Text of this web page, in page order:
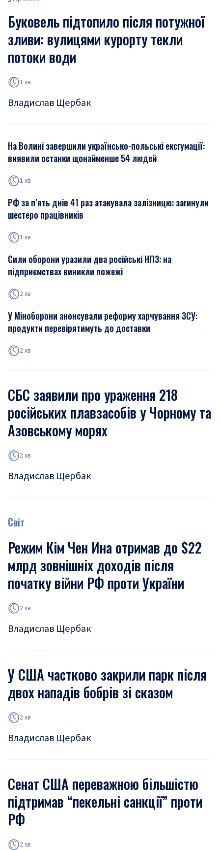
Буковель підтопило після потужної
зливи: вулицями курорту текли
потоки води
1 хв
Владислав Щербак
На Волині завершили українсько-польські ексгумації:
виявили останки щонайменше 54 людей
1 хв
РФ за п’ять днів 41 раз атакувала залізницю: загинули
шестеро працівників
1 хв
Сили оборони уразили два російські НПЗ: на
підприємствах виникли пожежі
2 хв
У Міноборони анонсували реформу харчування ЗСУ:
продукти перевірятимуть до доставки
2 хв
СБС заявили про ураження 218
російських плавзасобів у Чорному та
Азовському морях
2 хв
Владислав Щербак
Світ
Режим Кім Чен Ина отримав до $22
млрд зовнішніх доходів після
початку війни РФ проти України
2 хв
Владислав Щербак
У США частково закрили парк після
двох нападів бобрів зі сказом
2 хв
Владислав Щербак
Сенат США переважною більшістю
підтримав “пекельні санкції” проти
РФ
2 хв